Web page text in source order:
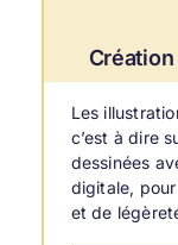
Les
c’est à dire
dessinées
digitale,
et de